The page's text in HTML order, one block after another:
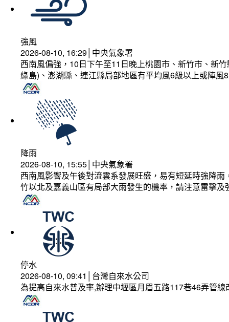
強風
2026-08-10, 16:29│中央氣象署
西南風偏強，10日下午至11日晚上桃園市、新竹市、新
綠島)、澎湖縣、連江縣局部地區有平均風6級以上或陣
降雨
2026-08-10, 15:55│中央氣象署
西南風影響及午後對流雲系發展旺盛，易有短延時強降
竹以北及嘉義山區有局部大雨發生的機率，請注意雷擊
停水
2026-08-10, 09:41│台灣自來水公司
為提高自來水普及率,辦理中壢區月眉五路117巷46弄管